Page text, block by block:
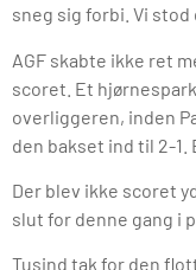
sneg sig forbi. Vi
AGF skabte ikke ret
scoret. Et
overliggeren, inden
den bakset ind til 2-
Der blev ikke scoret
slut for denne gang i
Tusind tak for den